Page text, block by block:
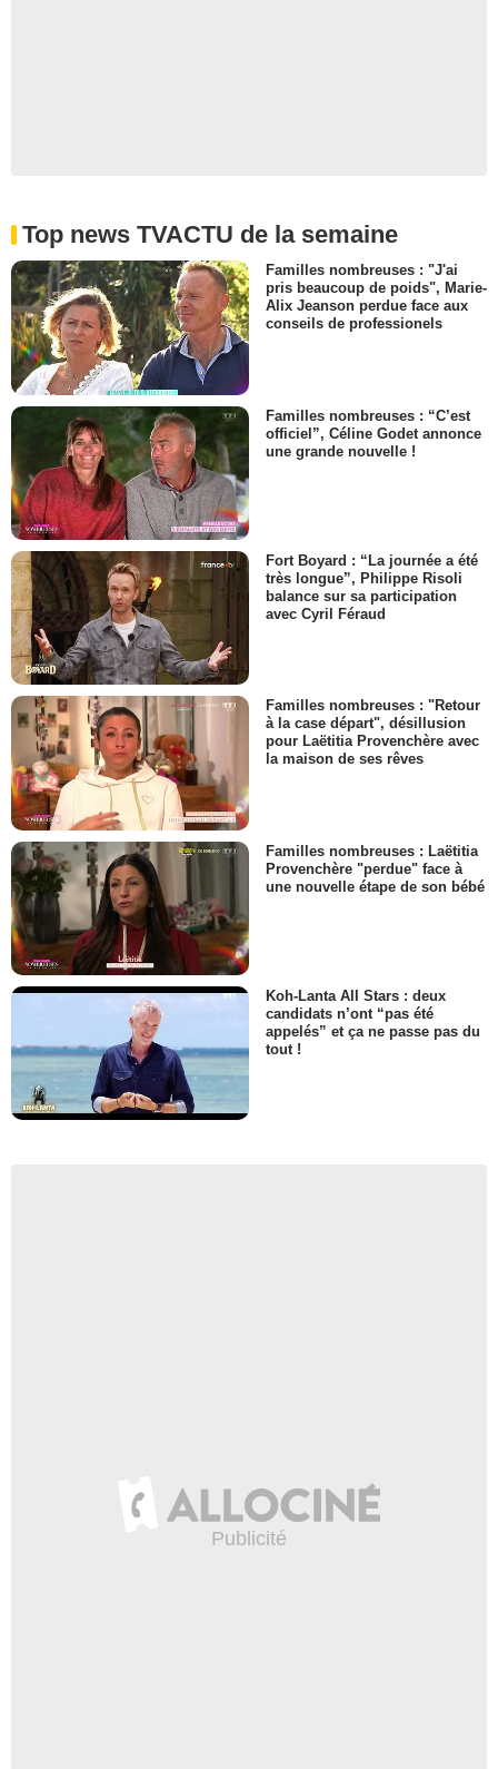
Top news TVACTU de la semaine
Familles nombreuses : "J'ai
pris beaucoup de poids", Marie-
Alix Jeanson perdue face aux
conseils de professionels
Familles nombreuses : “C’est
officiel”, Céline Godet annonce
une grande nouvelle !
Fort Boyard : “La journée a été
très longue”, Philippe Risoli
balance sur sa participation
avec Cyril Féraud
Familles nombreuses : "Retour
à la case départ", désillusion
pour Laëtitia Provenchère avec
la maison de ses rêves
Familles nombreuses : Laëtitia
Provenchère "perdue" face à
une nouvelle étape de son bébé
Koh-Lanta All Stars : deux
candidats n’ont “pas été
appelés” et ça ne passe pas du
tout !